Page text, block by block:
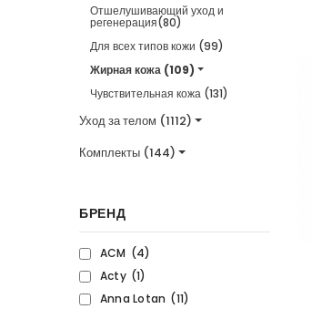
Отшелушивающий уход и
регенерация(80)
Для всех типов кожи (99)
Жирная кожа (109)
Чувствительная кожа (131)
Уход за телом (1112)
Комплекты (144)
БРЕНД
(4)
ACM
(1)
Acty
(11)
Anna Lotan